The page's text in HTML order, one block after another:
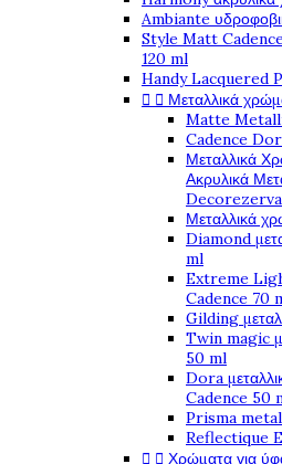
Ambiante
Style Matt
120 ml
Handy Lacquered
  Μεταλλικά
Matte
Cadence
Μεταλλικά
Ακρυλικά
Decorezerva
Μεταλλικά
Diamond
ml
Extreme
Cadence 70
Gilding
Twin magic
50 ml
Dora
Cadence 50
Prisma
Reflectique
  Χρώματα για